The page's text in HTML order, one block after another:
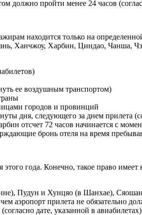
должно пройти менее 24 часов
находится только на
Ханчжоу, Харбин, Циндао,
ее воздушным транспортом)
городов и провинций
дня, следующего за днем прилета
отсчет 72 часов начинается с
бронь отеля на время
года. Конечно, такое право
Пудун и Хунцяо (в Шанхае),
аэропорт прилета не обязательно
дате, указанной в авиабилетах)